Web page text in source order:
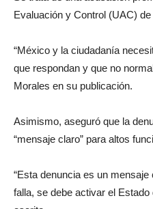
Evaluación y Control (UAC)
“México y la ciudadanía
que respondan y que no
Morales en su publicación.
Asimismo, aseguró que la
“mensaje claro” para altos
“Esta denuncia es un
falla, se debe activar el